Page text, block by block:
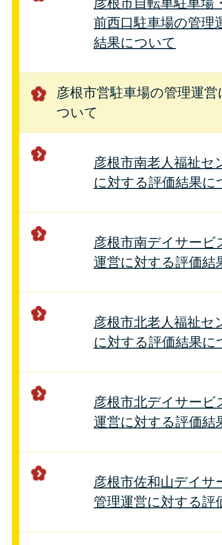
前西口駐車場の管理
結果について
彦根市営駐車場の管理運
ついて
彦根市南老人福祉セ
に対する評価結果に
彦根市南デイサー
運営に対する評価結
彦根市北老人福祉セ
に対する評価結果に
彦根市北デイサー
運営に対する評価結
彦根市佐和山デイ
管理運営に対する評